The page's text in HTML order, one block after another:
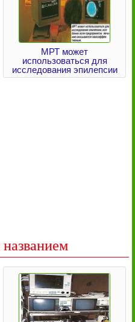
МРТ может
использоваться для
исследования эпилепсии